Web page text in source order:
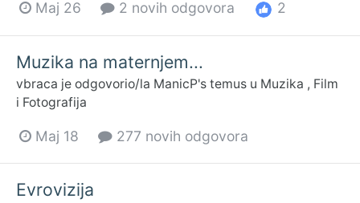
Maj 26 2 novih odgovora 2
Muzika na maternjem...
vbraca je odgovorio/la ManicP's temus u Muzika , Film
i Fotografija
Maj 18 277 novih odgovora
Evrovizija